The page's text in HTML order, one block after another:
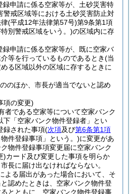
録申請に係る空家等が、土砂災害特
警戒区域等における土砂災害防止対
(平成12年法律第57号)第9条第1項
別警戒区域をいう。)の区域内に存
録申請に係る空家等が、既に空家バ
等を行っているものであるとき(当
る区域以外の区域に存するときに
のほか、市長が適当でないと認め
項の変更)
者である空家等について空家バンク
下「空家バンク物件登録者」とい
録された事項(次項及び第6条第1項
件登録事項」という。)に変更があ
物件登録事項変更届に空家バンク
)カード及び変更した事項を明らか
長に届け出なければならない。
よる届出があった場合において、そ
認めたときは、空家バンク物件登
とともに、空家バンク物件登録事